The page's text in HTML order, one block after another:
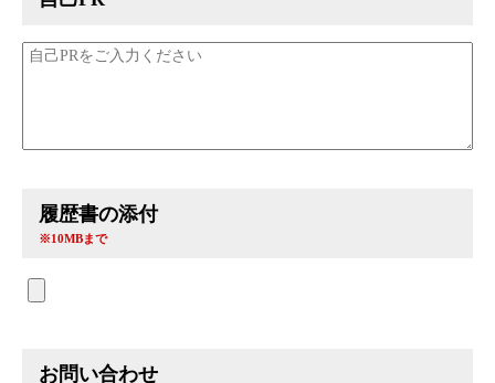
履歴書の添付
※10MBまで
お問い合わせ